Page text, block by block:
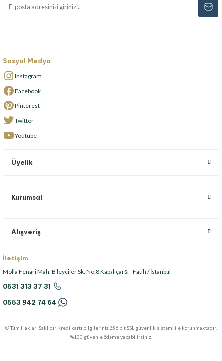
Sosyal Medya
Instagram
Facebook
Pinterest
Twitter
Youtube
Üyelik
Kurumsal
Alışveriş
İletişim
Molla Fenari Mah. Bileyciler Sk. No:8 Kapalıçarşı - Fatih / İstanbul
0531 313 37 31
0553 942 74 64
© Tüm Hakları Saklıdır. Kredi kartı bilgileriniz 256 bit SSL güvenlik sistemi ile korunmaktadır.
%100 güvenle ödeme yapabilirsiniz.